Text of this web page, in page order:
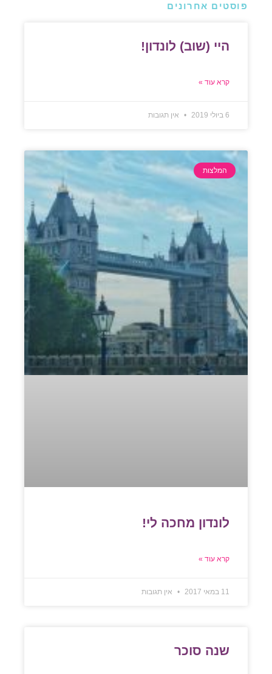
פוסטים אחרונים
היי (שוב) לונדון!
קרא עוד »
6 ביולי 2019 אין תגובות
המלצות
לונדון מחכה לי!
קרא עוד »
11 במאי 2017 אין תגובות
שנה סוכר